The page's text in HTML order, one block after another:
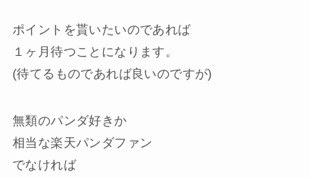
ポイントを貰いたいのであれば
１ヶ月待つことになります。
(待てるものであれば良いのですが)
無類のパンダ好きか
相当な楽天パンダファン
でなければ